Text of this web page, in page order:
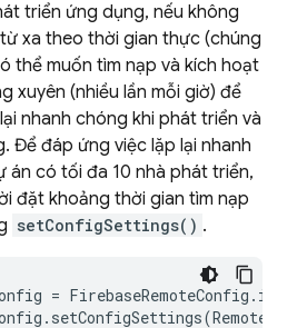
triển ứng dụng, nếu không
xa theo thời gian thực (chúng
thể muốn tìm nạp và kích hoạt
xuyên (nhiều lần mỗi giờ) để
nhanh chóng khi phát triển và
Để đáp ứng việc lặp lại nhanh
án có tối đa 10 nhà phát triển,
đặt khoảng thời gian tìm nạp
setConfigSettings() .
= FirebaseRemoteConfig .
. setConfigSettings(